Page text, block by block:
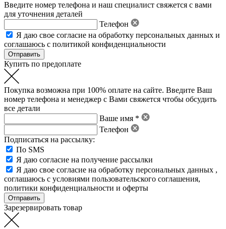
Введите номер телефона и наш специалист свяжется с вами
для уточнения деталей
Телефон
Я даю свое согласие на обработку персональных данных и
соглашаюсь с политикой конфиденциальности
Купить по предоплате
Покупка возможна при 100% оплате на сайте. Введите Ваш
номер телефона и менеджер с Вами свяжется чтобы обсудить
все детали
Ваше имя *
Телефон
Подписаться на рассылку:
По SMS
Я даю согласие на получение рассылки
Я даю свое согласие на обработку персональных данных ,
соглашаюсь с условиями пользовательского соглашения,
политики конфиденциальности и оферты
Зарезервировать товар